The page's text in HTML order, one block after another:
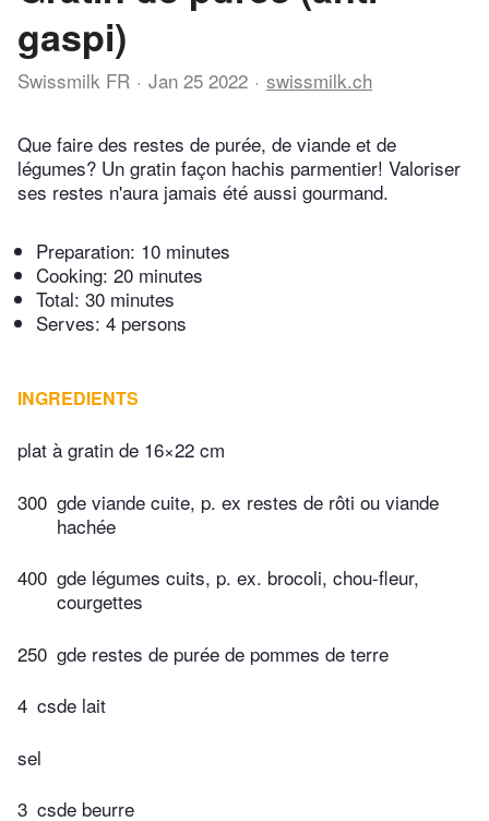
gaspi)
Swissmilk FR Jan 25 2022 swissmilk.ch
Que faire des restes de purée, de viande et de
légumes? Un gratin façon hachis parmentier! Valoriser
ses restes n'aura jamais été aussi gourmand.
Preparation: 10 minutes
Cooking: 20 minutes
Total: 30 minutes
Serves: 4 persons
INGREDIENTS
plat à gratin de 16×22 cm
300 gde viande cuite, p. ex restes de rôti ou viande
hachée
400 gde légumes cuits, p. ex. brocoli, chou-fleur,
courgettes
250 gde restes de purée de pommes de terre
4 csde lait
sel
3 csde beurre